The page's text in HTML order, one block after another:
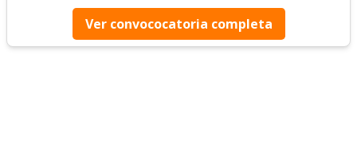
Ver convococatoria completa